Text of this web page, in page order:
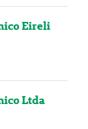
Eireli
Ltda